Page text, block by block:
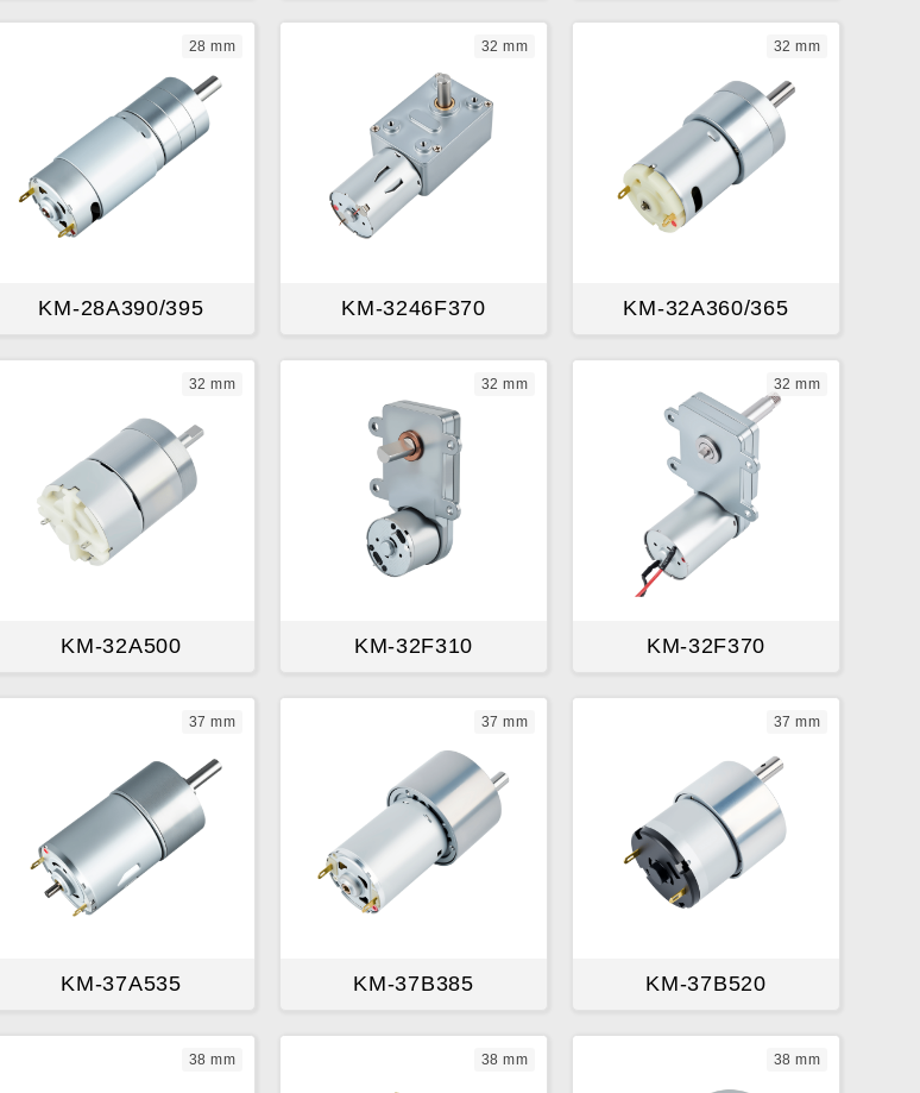
28 mm
KM-28A390/395
32 mm
KM-3246F370
32 mm
KM-32A360/365
32 mm
KM-32A500
32 mm
KM-32F310
32 mm
KM-32F370
37 mm
KM-37A535
37 mm
KM-37B385
37 mm
KM-37B520
38 mm 38 mm 38 mm